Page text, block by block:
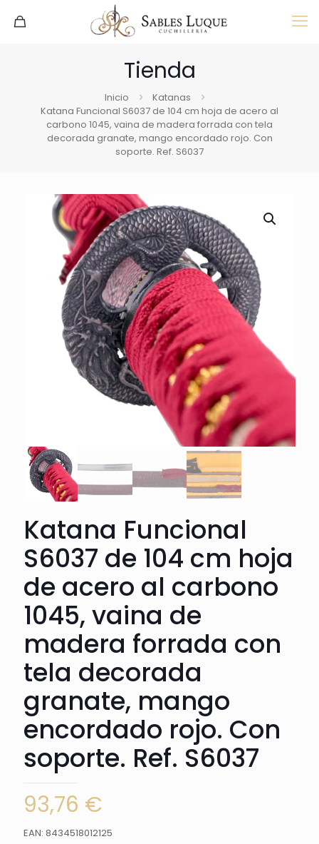
Tienda
Inicio
Katanas
Katana Funcional S6037 de 104 cm hoja de acero al
carbono 1045, vaina de madera forrada con tela
decorada granate, mango encordado rojo. Con
soporte. Ref. S6037
Katana Funcional
S6037 de 104 cm hoja
de acero al carbono
1045, vaina de
madera forrada con
tela decorada
granate, mango
encordado rojo. Con
soporte. Ref. S6037
93,76 €
EAN: 8434518012125